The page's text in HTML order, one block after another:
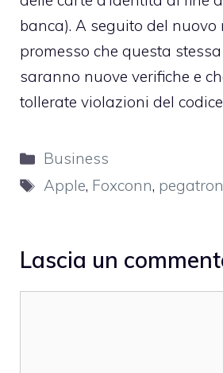
banca). A seguito del nuovo
promesso che questa
saranno nuove verifiche e
tollerate violazioni del
Categorie
Business
Tag
Apple, Foxconn, pegatron
Lascia un